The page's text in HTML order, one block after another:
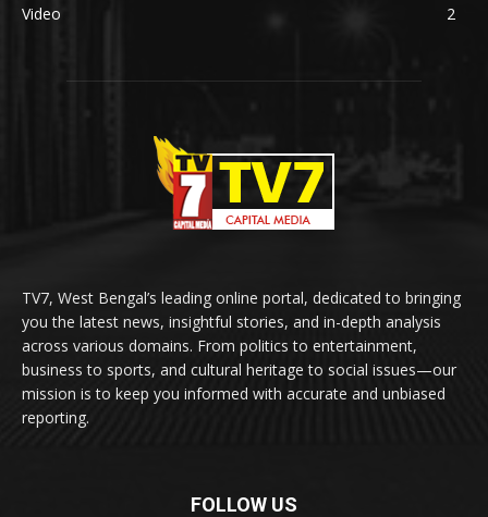
Video
2
TV7, West Bengal’s leading online portal, dedicated to bringing
you the latest news, insightful stories, and in-depth analysis
across various domains. From politics to entertainment,
business to sports, and cultural heritage to social issues—our
mission is to keep you informed with accurate and unbiased
reporting.
FOLLOW US